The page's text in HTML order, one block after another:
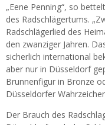
„Eene Penning“, so
des Radschlägertums.
Radschlägerlied des
den zwanziger Jahren.
sicherlich international
aber nur in Düsseldorf
Brunnenfigur in Bronze
Düsseldorfer
Der Brauch des